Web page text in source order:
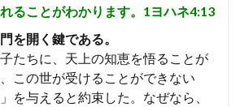
ることがわかります。1ヨハネ4:13
を開く鍵である。
たちに、天上の知恵を悟ることが
この世が受けることができない
を与えると約束した。なぜなら、